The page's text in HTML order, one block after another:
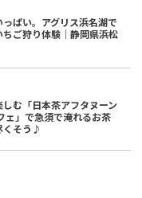
ぱい。アグリス浜名湖で
ご狩り体験｜静岡県浜松
む「日本茶アフタヌーン
ェ」で急須で淹れるお茶
くそう♪